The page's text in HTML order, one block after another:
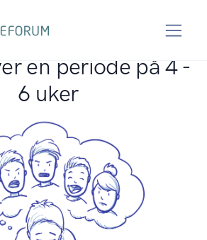
i barnehagen
en periode på 4 -
6 uker